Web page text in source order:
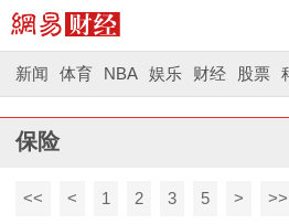
新闻 体育 NBA 娱乐 财经 股票
保险
<< < 1 2 3 5 > >>